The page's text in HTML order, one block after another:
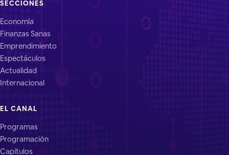
SECCIONES
Economía
Finanzas Sanas
Emprendimiento
Espectáculos
Actualidad
Internacional
EL CANAL
Programas
Programación
Capítulos